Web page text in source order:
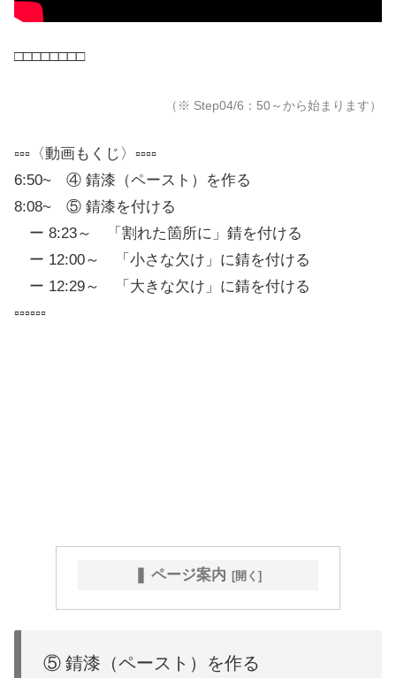
□□□□□□□□
（ ※ Step04/6：50～から始まります）
▫▫▫〈動画もくじ〉▫▫▫▫
6:50~ ④ 錆漆（ペースト）を作る
8:08~ ⑤ 錆漆を付ける
ー 8:23～ 「割れた箇所に」錆を付ける
ー 12:00～ 「小さな欠け」に錆を付ける
ー 12:29～ 「大きな欠け」に錆を付ける
▫▫▫▫▫▫
❚ ページ案内
⑤ 錆漆（ペースト）を作る